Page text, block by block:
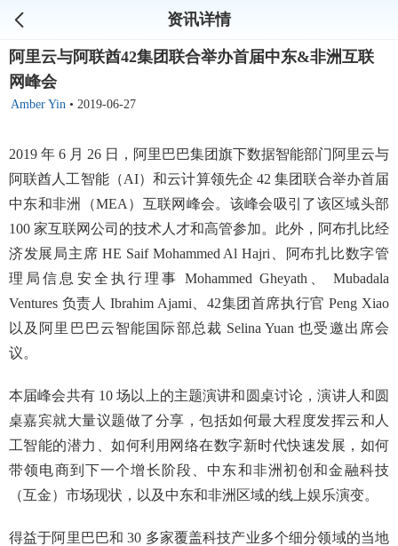
资讯详情
阿里云与阿联酋42集团联合举办首届中东&非洲互联
网峰会
Amber Yin • 2019-06-27
2019 年 6 月 26 日，阿里巴巴集团旗下数据智能部门阿里云与
阿联酋人工智能（AI）和云计算领先企 42 集团联合举办首届
中东和非洲（MEA）互联网峰会。该峰会吸引了该区域头部
100 家互联网公司的技术人才和高管参加。此外，阿布扎比经
济发展局主席 HE Saif Mohammed Al Hajri、阿布扎比数字管
理局信息安全执行理事 Mohammed Gheyath、 Mubadala
Ventures 负责人 Ibrahim Ajami、42集团首席执行官 Peng Xiao
以及阿里巴巴云智能国际部总裁 Selina Yuan 也受邀出席会
议。
本届峰会共有 10 场以上的主题演讲和圆桌讨论，演讲人和圆
桌嘉宾就大量议题做了分享，包括如何最大程度发挥云和人
工智能的潜力、如何利用网络在数字新时代快速发展，如何
带领电商到下一个增长阶段、中东和非洲初创和金融科技
（互金）市场现状，以及中东和非洲区域的线上娱乐演变。
得益于阿里巴巴和 30 多家覆盖科技产业多个细分领域的当地